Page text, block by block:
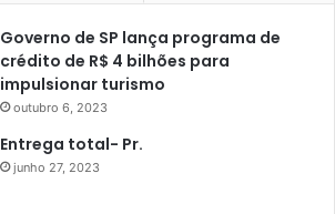
Governo de SP lança programa de
crédito de R$ 4 bilhões para
impulsionar turismo
outubro 6, 2023
Entrega total- Pr.
junho 27, 2023